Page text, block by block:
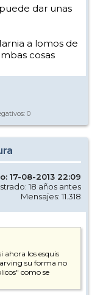
dar unas
a lomos de
cosas
a extremo
...
0
17-08-2013 22:09
18 años antes
Mensajes: 11.318
los esquis
su forma no
como se